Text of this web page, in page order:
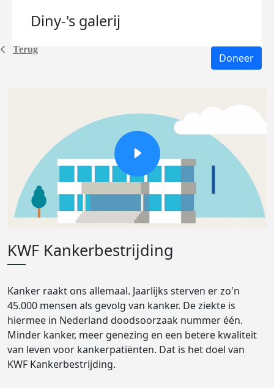
Terug
Diny-'s galerij
Doneer
KWF Kankerbestrijding
Kanker raakt ons allemaal. Jaarlijks sterven er zo'n
45.000 mensen als gevolg van kanker. De ziekte is
hiermee in Nederland doodsoorzaak nummer één.
Minder kanker, meer genezing en een betere kwaliteit
van leven voor kankerpatiënten. Dat is het doel van
KWF Kankerbestrijding.